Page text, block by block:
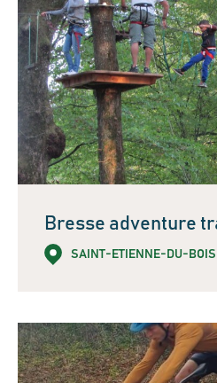
Bresse adventure
SAINT-ETIENNE-DU-BOIS